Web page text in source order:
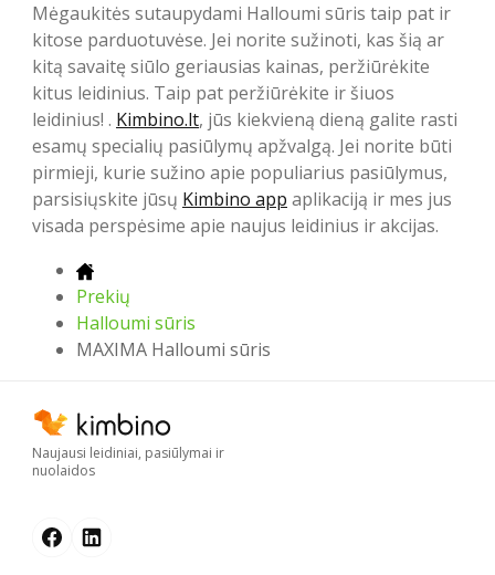
Mėgaukitės sutaupydami Halloumi sūris taip pat ir
kitose parduotuvėse. Jei norite sužinoti, kas šią ar
kitą savaitę siūlo geriausias kainas, peržiūrėkite
kitus leidinius. Taip pat peržiūrėkite ir šiuos
leidinius! . Kimbino.lt, jūs kiekvieną dieną galite rasti
esamų specialių pasiūlymų apžvalgą. Jei norite būti
pirmieji, kurie sužino apie populiarius pasiūlymus,
parsisiųskite jūsų Kimbino app aplikaciją ir mes jus
visada perspėsime apie naujus leidinius ir akcijas.
Prekių
Halloumi sūris
MAXIMA Halloumi sūris
Naujausi leidiniai, pasiūlymai ir
nuolaidos